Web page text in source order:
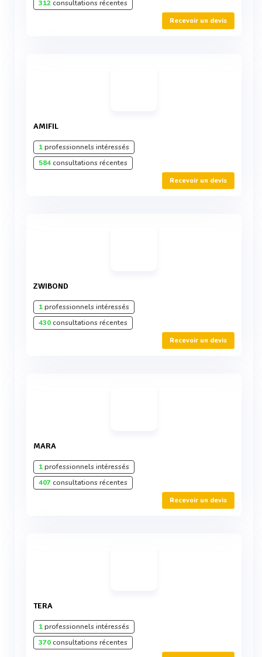
312consultations récentes
Recevoir un devis
AMIFIL
1professionnels intéressés
584consultations récentes
Recevoir un devis
ZWIBOND
1professionnels intéressés
430consultations récentes
Recevoir un devis
MARA
1professionnels intéressés
407consultations récentes
Recevoir un devis
TERA
1professionnels intéressés
370consultations récentes